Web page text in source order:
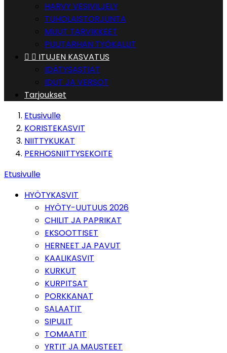
HARVY VESIVILJELY
TUHOLAISTORJUNTA
MUUT TARVIKKEET
PUUTARHAN TYÖKALUT
  ITUJEN KASVATUS
IDÄTYSASTIAT
IDUT JA VERSOT
Tarjoukset
Etusivulle
KORISTEKASVIT
NIITTYKUKAT
PERHOSNIITTYSEKOITE
Etusivulle
HYÖTYKASVIT
HYÖTY-UUTUUS 2026
CHILIT JA PAPRIKAT
EKSOOTTISET
HERNEET JA PAVUT
KAALIKASVIT
KURKUT
KURPITSAT
PORKKANAT
SALAATIT
SIPULIT
TOMAATIT
YRTIT JA MAUSTEET